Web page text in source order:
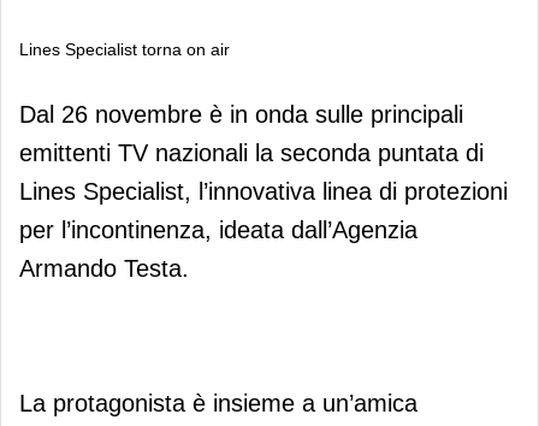
Lines Specialist torna on air
Lines Specialist torna on air
Dal 26 novembre è in onda sulle principali
emittenti TV nazionali la seconda puntata di
Lines Specialist, l’innovativa linea di protezioni
per l’incontinenza, ideata dall’Agenzia
Armando Testa.
La protagonista è insieme a un’amica